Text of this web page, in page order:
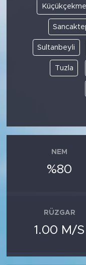
Sultanbeyli
Tuzla
NEM
%80
RÜZGAR
1.00 M/S
SAĞLIK
SİYASET
MEDYA
FOTO GALERİ
SOSYAL